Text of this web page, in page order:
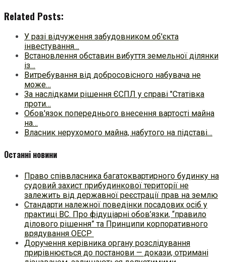
Related Posts:
У разі відчуження забудовником об'єкта
інвестування…
Встановлення обставин вибуття земельної ділянки
із…
Витребування від добросовісного набувача не
може…
За наслідками рішення ЄСПЛ у справі "Статівка
проти…
Обов'язок попереднього внесення вартості майна
на…
Власник нерухомого майна, набутого на підставі…
Останні новини
Право співвласника багатоквартирного будинку на
судовий захист прибудинкової території не
залежить від державної реєстрації прав на землю
Стандарти належної поведінки посадових осіб у
практиці ВC. Про фідуціарні обов’язки, “правило
ділового рішення” та Принципи корпоративного
врядування ОЕСР
Доручення керівника органу розслідування
прирівнюється до постанови — докази, отримані